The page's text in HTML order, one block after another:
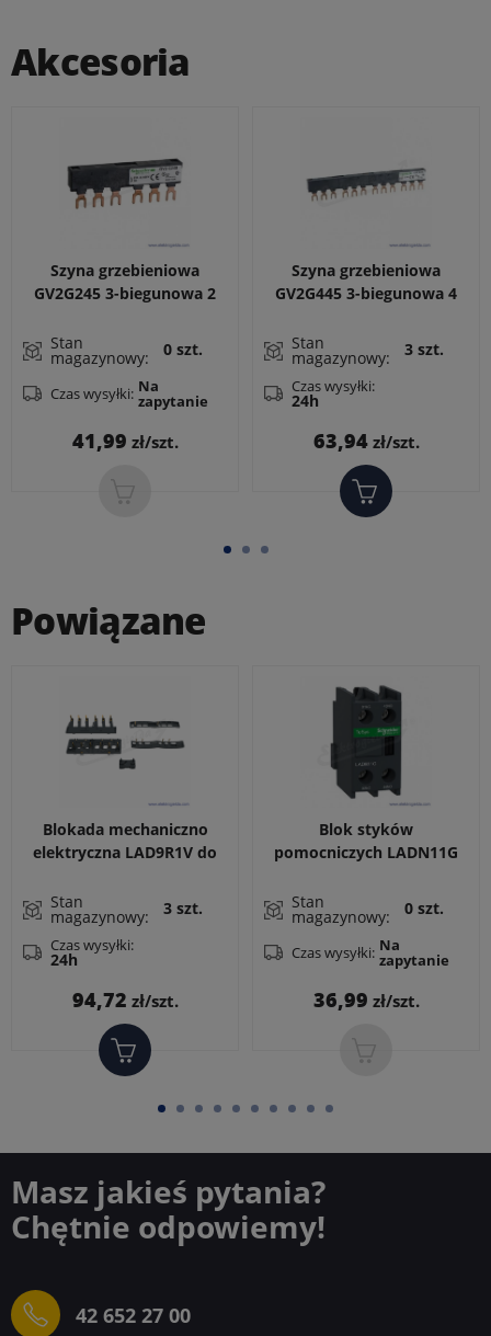
Akcesoria
Szyna grzebieniowa
GV2G245 3-biegunowa 2
wyłączników bez styków
pomocniczych)
Stan
magazynowy: 0 szt.
Czas wysyłki: Na
zapytanie
41,99 zł/szt.
Szyna grzebieniowa
GV2G445 3-biegunowa 4
wyłączników bez styków
pomocniczych)
Stan
magazynowy: 3 szt.
Czas wysyłki:
24h
Cena
63,94zł/szt.
Powiązane
Blokada mechaniczno
elektryczna LAD9R1V do
zestawem łączy zasilania
do zestawu nawrotnego
oraz zworami styków
pomocniczych
Stan
magazynowy: 3 szt.
Czas wysyłki:
24h
94,72 zł/szt.
Blok styków
pomocniczych LADN11G
do LC1D, LC1F
Stan
magazynowy: 0 szt.
Czas wysyłki: Na
zapytanie
36,99 zł/szt.
Masz jakieś pytania?
Chętnie odpowiemy!
42 652 27 00